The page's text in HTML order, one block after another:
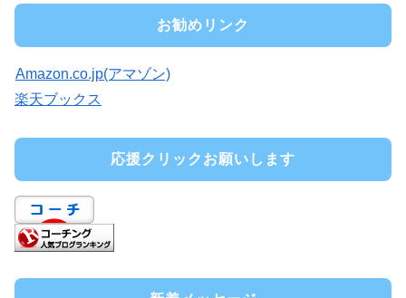
お勧めリンク
Amazon.co.jp(アマゾン)
楽天ブックス
応援クリックお願いします